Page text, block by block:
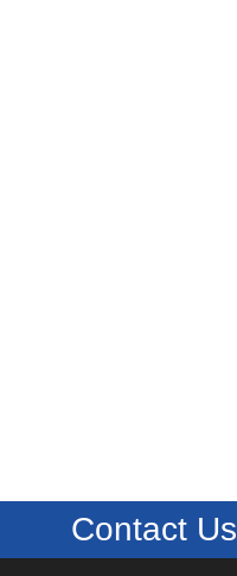
Contact Us